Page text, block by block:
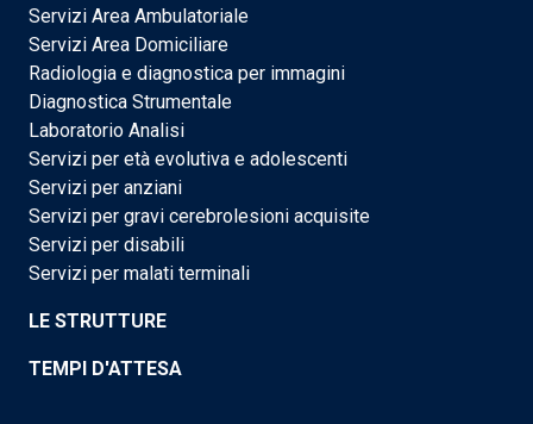
Servizi Area Ambulatoriale
Servizi Area Domiciliare
Radiologia e diagnostica per immagini
Diagnostica Strumentale
Laboratorio Analisi
Servizi per età evolutiva e adolescenti
Servizi per anziani
Servizi per gravi cerebrolesioni acquisite
Servizi per disabili
Servizi per malati terminali
LE STRUTTURE
TEMPI D'ATTESA